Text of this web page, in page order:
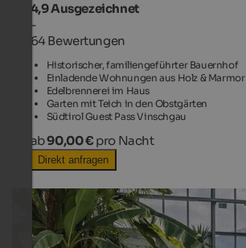
4,9Ausgezeichnet
-
64 Bewertungen
Historischer, familiengeführter Bauernhof
Einladende Wohnungen aus Holz & Marmor
Edelbrennerei im Haus
Garten mit Teich in den Obstgärten
Südtirol Guest Pass Vinschgau
ab90,00 € pro Nacht
Direkt anfragen